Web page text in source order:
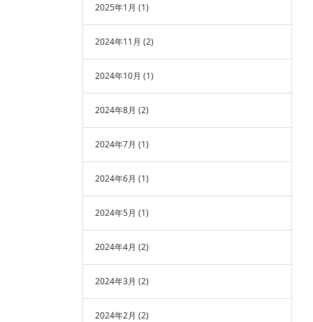
2025年1月 (1)
2024年11月 (2)
2024年10月 (1)
2024年8月 (2)
2024年7月 (1)
2024年6月 (1)
2024年5月 (1)
2024年4月 (2)
2024年3月 (2)
2024年2月 (2)